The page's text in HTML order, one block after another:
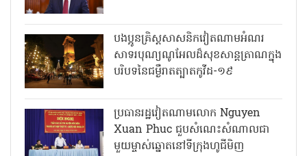
បងប្អូនគ្រិស្តសាសនិកវៀតណាមអំណរ
សាទរបុណ្យណូអែលដ៏សុខសាន្តត្រាណក្នុង
បរិបទនៃជម្ងឺរាតត្បាតកូវីដ-១៩
ប្រធានរដ្ឋវៀតណាមលោក Nguyen
Xuan Phuc ជួបសំណេះសំណាលជា
មួយម្ចាស់ឆ្នោតនៅទីក្រុងហូជីមិញ